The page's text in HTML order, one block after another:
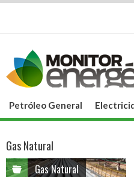
Petróleo General
Gas Natural
Gas Natural